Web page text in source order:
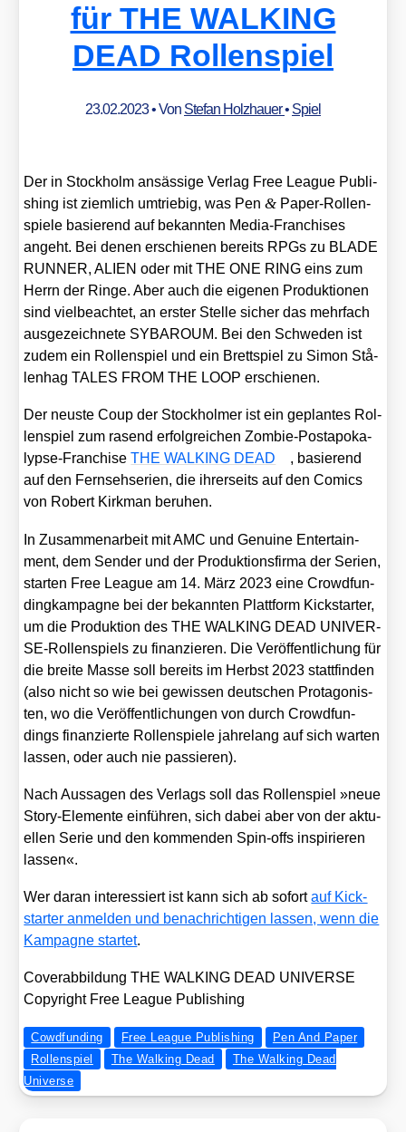
für THE WALKING
DEAD Rollenspiel
23.02.2023• Von Stefan Holzhauer• Spiel
Der in Stock­holm ansäs­si­ge Ver­lag Free League Publi­
shing ist ziem­lich umtrie­big, was Pen& Paper-Rol­len­
spie­le basie­rend auf bekann­ten Media-Fran­chi­ses
angeht. Bei denen erschie­nen bereits RPGs zu BLADE
RUNNER, ALIEN oder mit THE ONE RING eins zum
Herrn der Rin­ge. Aber auch die eige­nen Pro­duk­tio­nen
sind viel­be­ach­tet, an ers­ter Stel­le sicher das mehr­fach
aus­ge­zeich­ne­te SYBAROUM. Bei den Schwe­den ist
zudem ein Rol­len­spiel und ein Brett­spiel zu Simon Stå­
len­hag TALES FROM THE LOOP erschie­nen.
Der neus­te Coup der Stock­hol­mer ist ein geplan­tes Rol­
len­spiel zum rasend erfolg­rei­chen Zom­bie-Post­apo­ka­
lyp­se-Fran­chiseTHE WALKING DEAD
, basie­rend
auf den Fern­seh­se­ri­en, die ihrer­seits auf den Comics
von Robert Kirk­man beru­hen.
In Zusam­men­ar­beit mit AMC und Genui­ne Enter­tain­
ment, dem Sen­der und der Pro­duk­ti­ons­fir­ma der Seri­en,
star­ten Free League am 14. März 2023 eine Crowd­fun­
ding­kam­pa­gne bei der bekann­ten Platt­form Kick­star­ter,
um die Pro­duk­ti­on des THE WALKING DEAD UNI­VER­
SE-Rol­len­spiels zu finan­zie­ren. Die Ver­öf­fent­li­chung für
die brei­te Mas­se soll bereits im Herbst 2023 statt­fin­den
(also nicht so wie bei gewis­sen deut­schen Prot­ago­nis­
ten, wo die Ver­öf­fent­li­chun­gen von durch Crowd­fun­
dings finan­zier­te Rol­len­spie­le jah­re­lang auf sich war­ten
las­sen, oder auch nie pas­sie­ren).
Nach Aus­sa­gen des Ver­lags soll das Rol­len­spiel »neue
Sto­ry-Ele­men­te ein­füh­ren, sich dabei aber von der aktu­
el­len Serie und den kom­men­den Spin-offs inspi­rie­ren
las­sen«.
Wer dar­an inter­es­siert ist kann sich ab sofortauf Kick­
star­ter anmel­den und benach­rich­ti­gen las­sen, wenn die
Kam­pa­gne star­tet.
Cover­ab­bil­dung THE WALKING DEAD UNIVERSE
Copy­right Free League Publi­shing
Cowdfunding Free League Publishing
Pen And Paper
Rollenspiel
The Walking Dead
The Walking Dead
Universe